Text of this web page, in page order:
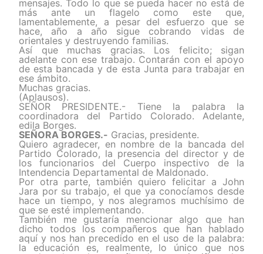
mensajes. Todo lo que se pueda hacer no está de
más ante un flagelo como este que,
lamentablemente, a pesar del esfuerzo que se
hace, año a año sigue cobrando vidas de
orientales y destruyendo familias.
Así que muchas gracias. Los felicito; sigan
adelante con ese trabajo. Contarán con el apoyo
de esta bancada y de esta Junta para trabajar en
ese ámbito.
Muchas gracias.
(Aplausos).
SEÑOR PRESIDENTE.- Tiene la palabra la
coordinadora del Partido Colorado. Adelante,
edila Borges.
SEÑORA BORGES.- Gracias, presidente.
Quiero agradecer, en nombre de la bancada del
Partido Colorado, la presencia del director y de
los funcionarios del Cuerpo inspectivo de la
Intendencia Departamental de Maldonado.
Por otra parte, también quiero felicitar a John
Jara por su trabajo, el que ya conocíamos desde
hace un tiempo, y nos alegramos muchísimo de
que se esté implementando.
También me gustaría mencionar algo que han
dicho todos los compañeros que han hablado
aquí y nos han precedido en el uso de la palabra:
la educación es, realmente, lo único que nos